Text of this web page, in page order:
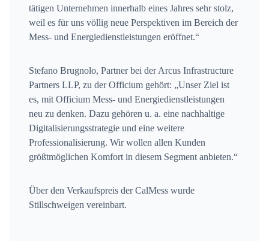
tätigen Unternehmen innerhalb eines Jahres sehr stolz,
weil es für uns völlig neue Perspektiven im Bereich der
Mess- und Energiedienstleistungen eröffnet.“
Stefano Brugnolo, Partner bei der Arcus Infrastructure
Partners LLP, zu der Officium gehört: „Unser Ziel ist
es, mit Officium Mess- und Energiedienstleistungen
neu zu denken. Dazu gehören u. a. eine nachhaltige
Digitalisierungsstrategie und eine weitere
Professionalisierung. Wir wollen allen Kunden
größtmöglichen Komfort in diesem Segment anbieten.“
Über den Verkaufspreis der CalMess wurde
Stillschweigen vereinbart.